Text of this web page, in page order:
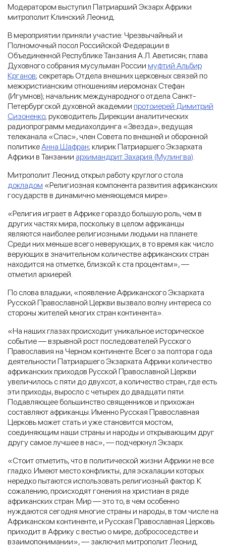
Модератором выступил Патриарший Экзарх Африки
митрополит Клинский Леонид.
В мероприятии приняли участие: Чрезвычайный и
Полномочный посол Российской Федерации в
Объединенной Республике Танзания А.Л. Аветисян; глава
Духовного собрания мусульман России муфтий Альбир
Крганов; секретарь Отдела внешних церковных связей по
межхристианским отношениям иеромонах Стефан
(Игумнов); начальник международного отдела Санкт-
Петербургской духовной академии протоиерей Димитрий
Сизоненко; руководитель Дирекции аналитических
радиопрограмм медиахолдинга «Звезда», ведущая
телеканала «Спас», член Совета по внешней и оборонной
политикеАнна Шафран; клирик Патриаршего Экзархата
Африки в Танзании архимандрит Захария (Мулингва)
Митрополит Леонид открыл работу круглого стола
докладом «Религиозная компонента развития африканских
государств в динамично меняющемся мире».
«Религия играет в Африке гораздо большую роль, чем в
других частях мира, поскольку в целом африканцы
являются наиболее религиозными людьми на планете.
Среди них меньше всего неверующих, в то время как число
верующих в значительном количестве африканских стран
находится на отметке, близкой к ста процентам», —
отметил архиерей.
По слова владыки, «появление Африканского Экзархата
Русской Православной Церкви вызвало волну интереса со
стороны жителей многих стран континента».
«На наших глазах происходит уникальное историческое
событие — взрывной рост последователей Русского
Православия на Черном континенте. Всего за полтора года
деятельности Патриаршего Экзархата Африки количество
африканских приходов Русской Православной Церкви
увеличилось с пяти до двухсот, а количество стран, где есть
эти приходы, выросло с четырех до двадцати пяти.
Подавляющее большинство священников и прихожан
составляют африканцы. Именно Русская Православная
Церковь может стать и уже становится мостом,
соединяющим наши страны и народы и открывающим друг
другу самое лучшее в нас», — подчеркнул Экзарх.
«Стоит отметить, что в политической жизни Африки не все
гладко. Имеют место конфликты, для эскалации которых
нередко пытаются использовать религиозный фактор. К
сожалению, происходят гонения на христиан в ряде
африканских стран. Мир — это то, в чем особенно
нуждаются сегодня многие страны и народы, в том числе на
Африканском континенте, и Русская Православная Церковь
приходит в Африку с вестью о мире, добрососедстве и
взаимопонимании», — заключил митрополит Леонид.